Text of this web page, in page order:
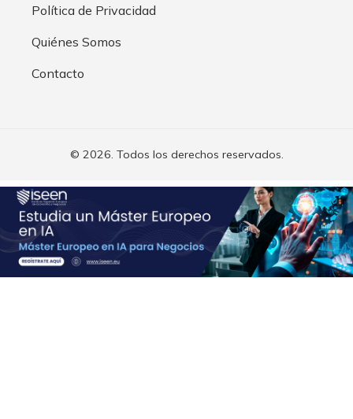
Política de Privacidad
Quiénes Somos
Contacto
© 2026. Todos los derechos reservados.